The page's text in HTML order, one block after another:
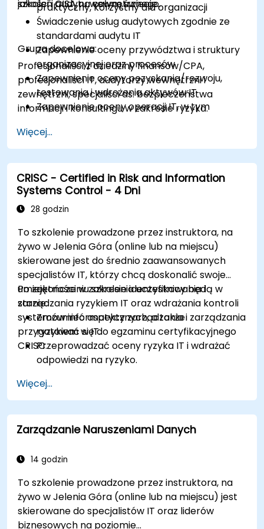
jakości i audytu wewnętrznego.
szkoleń CISA na całym świecie.
praktyczny, korzystny dla organizacji
Świadczenie usług audytowych zgodnie ze
standardami audytu IT
Zapewnienie oceny przywództwa i struktury
organizacyjnej oraz procesów
Zapewnienie oceny pozyskania/rozwoju,
testowania i wdrożenia aktywów IT
Zapewnienie oceny operacji IT, w tym
Zapewnienie oceny polityk, standardów,
procedur i kontroli bezpieczeństwa
organizacji w celu zapewnienia poufności,
integralności i dostępności aktywów
informacyjnych.
Grupa docelowa:
Profesjonaliści z dziedziny finansów/CPA,
profesjonaliści IT, audytorzy wewnętrzni i
zewnętrzni, specjaliści ds. bezpieczeństwa
informacji i konsultingu w zakresie ryzyka.
Więcej...
CRISC - Certified in Risk and Information
Systems Control - 4 Dni
28 godzin
To szkolenie prowadzone przez instruktora, na
żywo w Jelenia Góra (online lub na miejscu)
skierowane jest do średnio zaawansowanych
specjalistów IT, którzy chcą doskonalić swoje
umiejętności w zakresie identyfikowania i
zarządzania ryzykiem IT oraz wdrażania kontroli
systemów informatycznych, a także
przygotować się do egzaminu certyfikacyjnego
CRISC.
Po zakończeniu szkolenia uczestnicy będą w
stanie:
Zrozumieć aspekty zarządzania i zarządzania
ryzykiem w IT.
Przeprowadzać oceny ryzyka IT i wdrażać
odpowiedzi na ryzyko.
informatycznych.
Skutecznie przygotować się do egzaminu
certyfikacyjnego CRISC.
Więcej...
Zarządzanie Naruszeniami Danych
14 godzin
To szkolenie prowadzone przez instruktora, na
żywo w Jelenia Góra (online lub na miejscu) jest
skierowane do specjalistów IT oraz liderów
biznesowych na poziomie